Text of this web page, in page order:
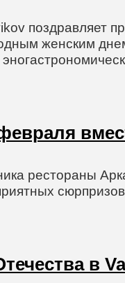
поздравляет
женским
рестораны
в